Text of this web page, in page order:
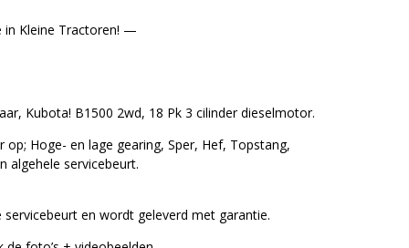
in Kleine Tractoren! —
Kubota! B1500 2wd, 18 Pk 3 cilinder dieselmotor.
Hoge- en lage gearing, Sper, Hef, Topstang,
algehele servicebeurt.
en wordt geleverd met garantie.